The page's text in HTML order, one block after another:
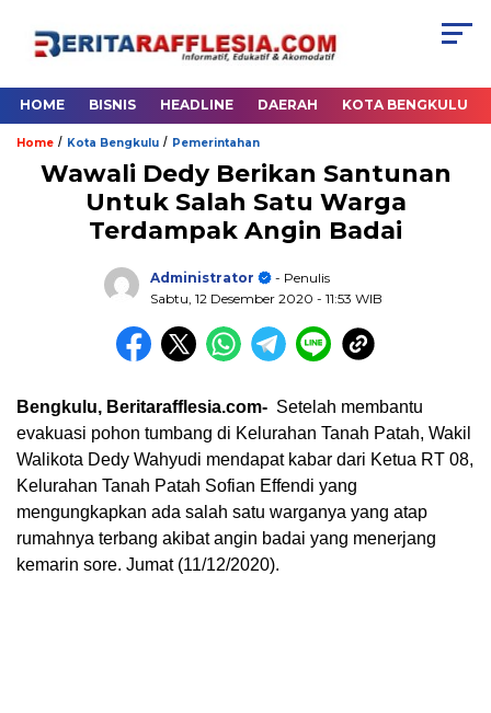
HOME BISNIS HEADLINE DAERAH KOTA BENGKULU
Home / Kota Bengkulu / Pemerintahan
Wawali Dedy Berikan Santunan
Untuk Salah Satu Warga
Terdampak Angin Badai
Administrator
- Penulis
Sabtu, 12 Desember 2020 - 11:53 WIB
Bengkulu, Beritarafflesia.com- Setelah membantu
evakuasi pohon tumbang di Kelurahan Tanah Patah, Wakil
Walikota Dedy Wahyudi mendapat kabar dari Ketua RT 08,
Kelurahan Tanah Patah Sofian Effendi yang
mengungkapkan ada salah satu warganya yang atap
rumahnya terbang akibat angin badai yang menerjang
kemarin sore. Jumat (11/12/2020).